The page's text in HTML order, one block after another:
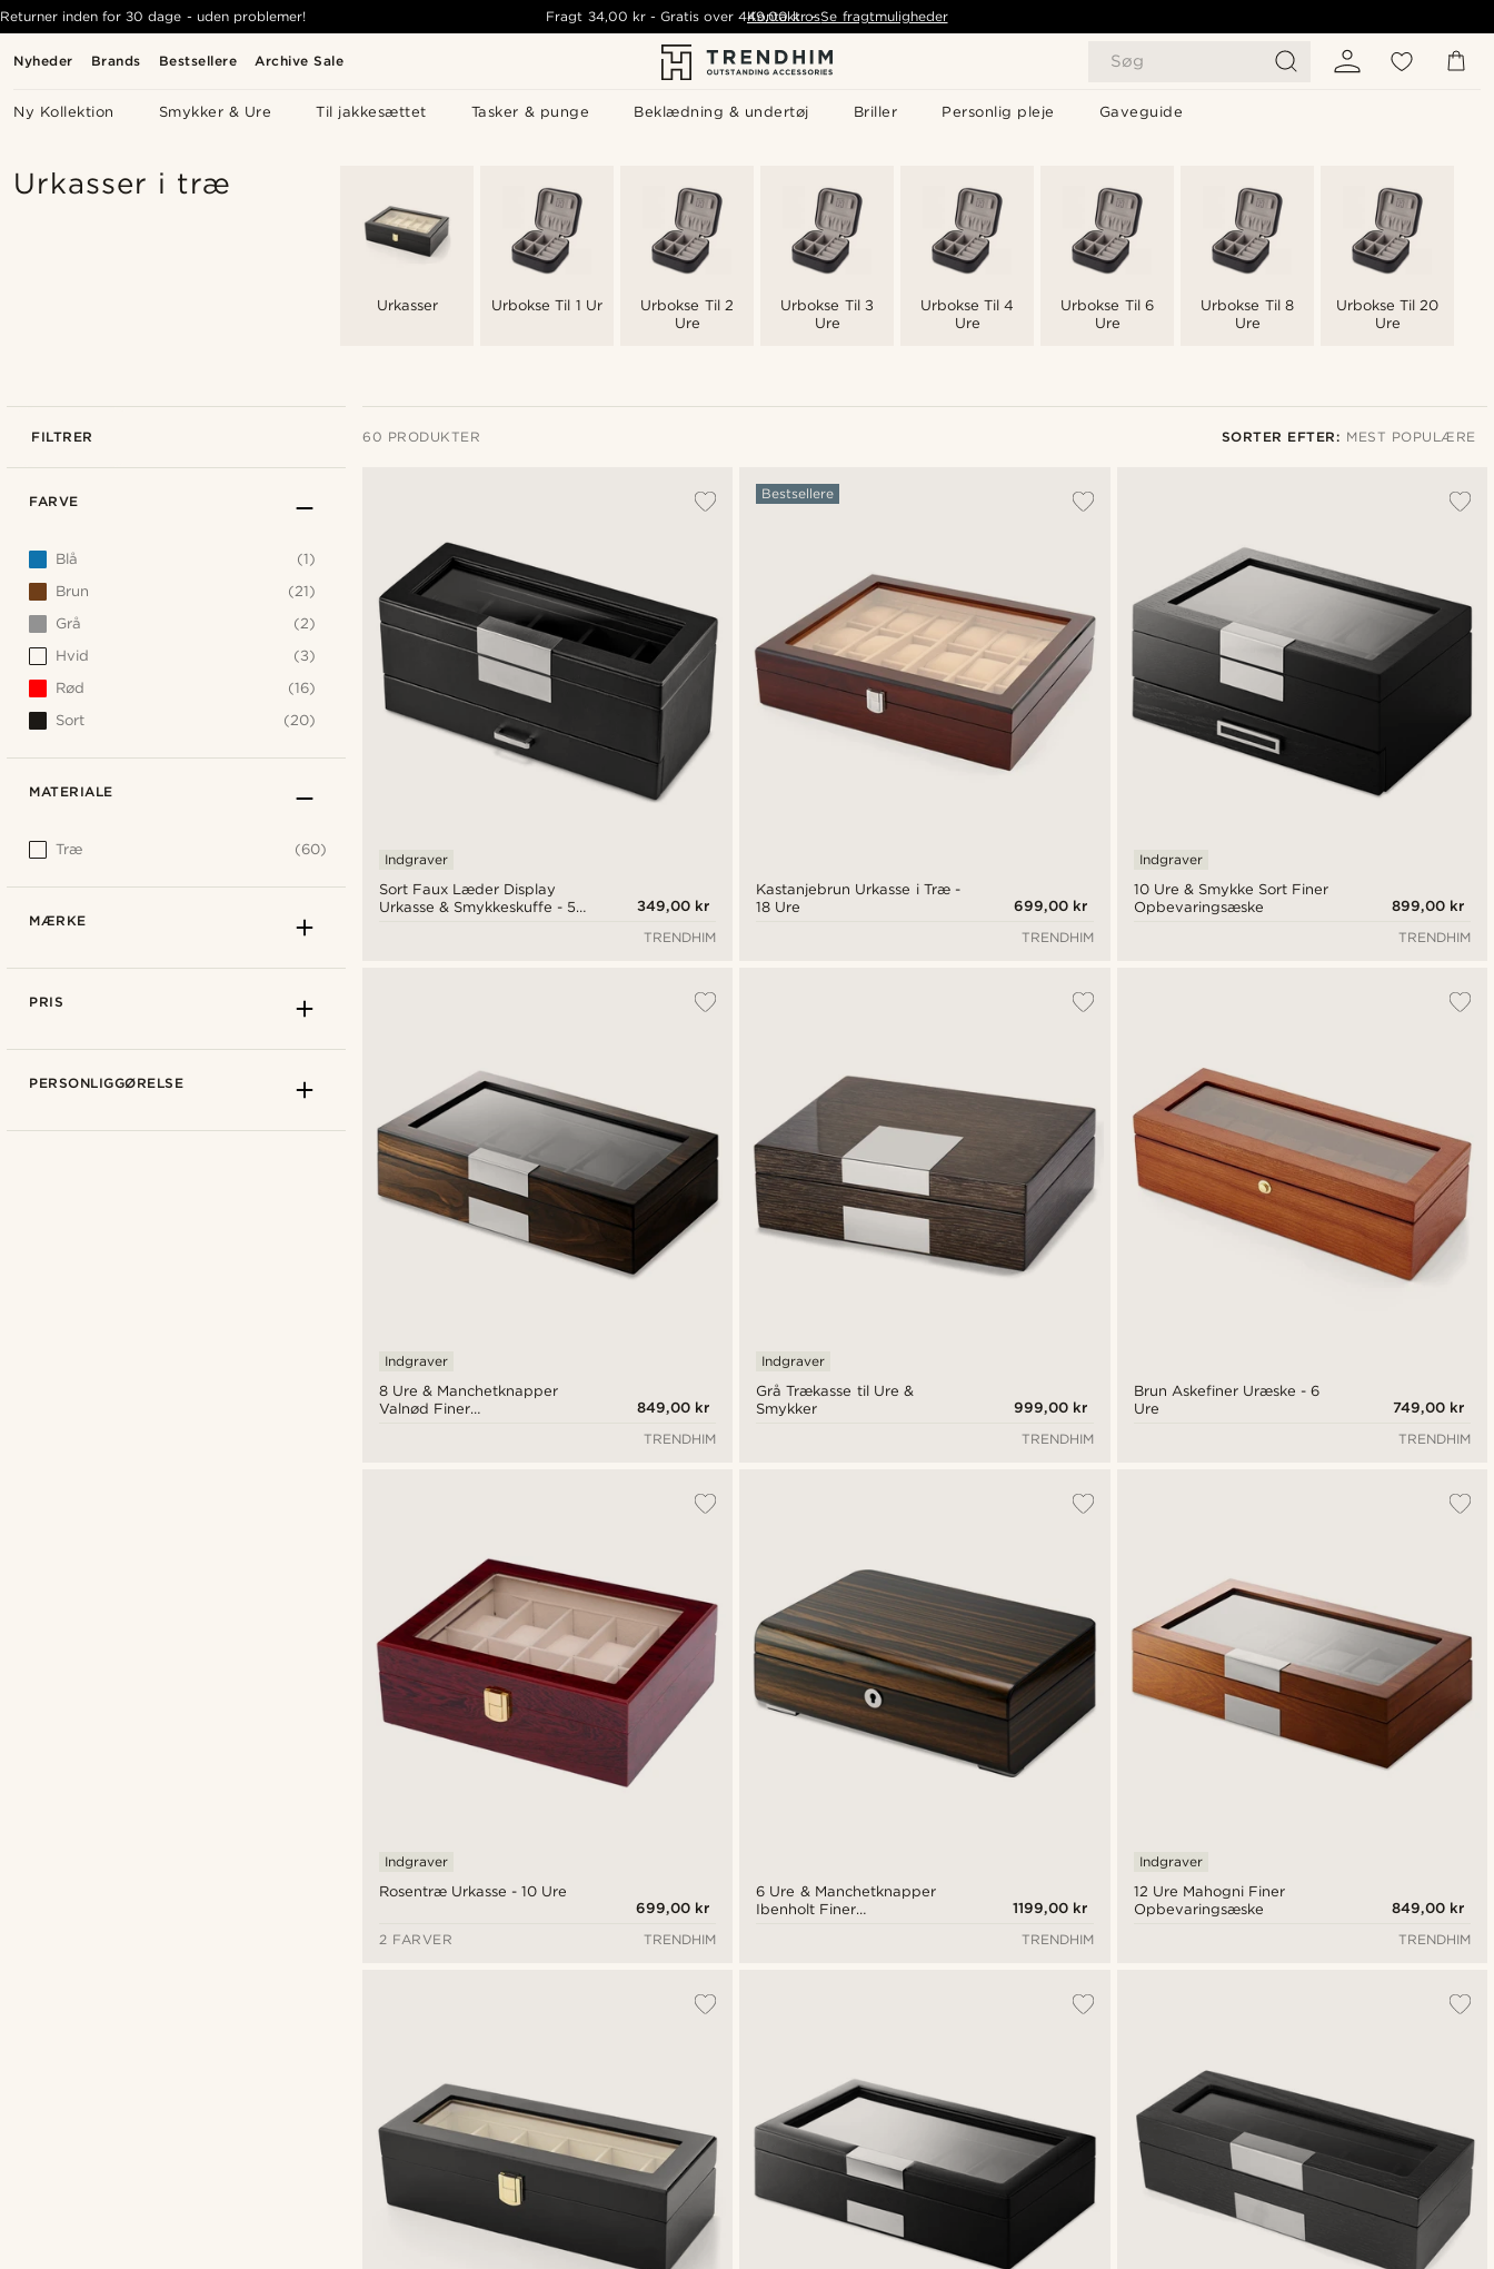
Nyheder Brands Bestsellere Archive Sale Søg
Ny Kollektion Smykker & Ure Til jakkesættet Tasker & punge Beklædning & undertøj Briller Personlig pleje Gaveguide
Returner inden for 30 dage - uden problemer! Fragt 34,00 kr- Gratis over 449,00 kr - Se fragtmuligheder
Kontakt os
Urkasser i træ
Urkasser Urbokse Til 1 Ur
Urbokse Til 2
Ure
Urbokse Til 3
Ure
Urbokse Til 4
Ure
Urbokse Til 6
Ure
Urbokse Til 8
Ure
Urbokse Til 20
Ure
FILTRER 60 PRODUKTER SORTER EFTER: MEST POPULÆRE
Laveste pris
Højeste pris
Sort Faux Læder Display
Urkasse & Smykkeskuffe - 5
Indgraver
349,00 kr
TRENDHIM
Kastanjebrun Urkasse i Træ -
18 Ure
Bestsellere
699,00 kr
TRENDHIM
10 Ure & Smykke Sort Finer
Opbevaringsæske
Indgraver
899,00 kr
TRENDHIM
8 Ure & Manchetknapper
Valnød Finer
Indgraver
849,00 kr
TRENDHIM
Grå Trækasse til Ure &
Smykker
Indgraver
999,00 kr
TRENDHIM
Brun Askefiner Uræske - 6
Ure
749,00 kr
TRENDHIM
Rosentræ Urkasse - 10 Ure
Indgraver
699,00 kr
2 FARVER
TRENDHIM
6 Ure & Manchetknapper
Ibenholt Finer
1199,00 kr
TRENDHIM
12 Ure Mahogni Finer
Opbevaringsæske
Indgraver
849,00 kr
TRENDHIM
FARVE
Blå
(1)
Brun
(21)
Grå
(2)
Hvid
(3)
Rød
(16)
Sort
(20)
MATERIALE
Træ (60)
MÆRKE
PRIS
PERSONLIGGØRELSE